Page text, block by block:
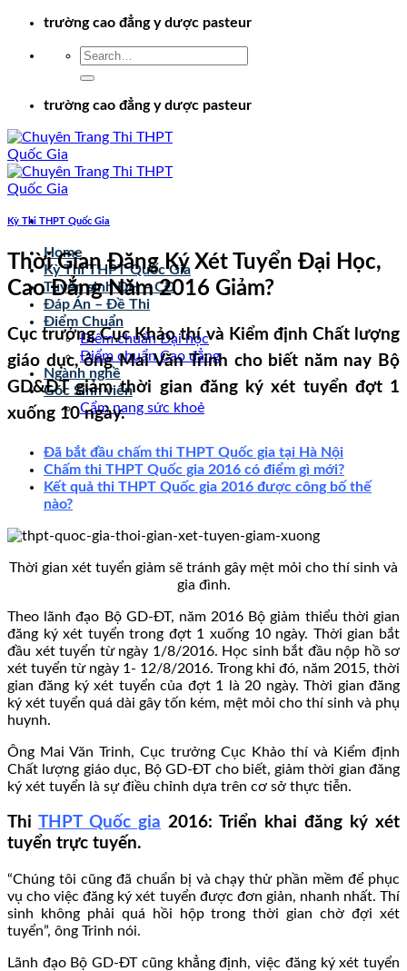
Chuyểntrường cao đẳng y dược pasteur
trường cao đẳng y dược pasteur
Home
Kỳ Thi THPT Quốc Gia
Tuyển sinh ĐH – CĐ
Đáp Án – Đề Thi
Điểm Chuẩn
Điểm chuẩn Đại học
Điểm chuẩn Cao đẳng
Ngành nghề
Góc Sinh viên
Cẩm nang sức khoẻ
Kỳ Thi THPT Quốc Gia
Thời Gian Đăng Ký Xét Tuyển Đại Học,
Cao Đẳng Năm 2016 Giảm?
Cục trưởng Cục Khảo thí và Kiểm định Chất lượng
giáo dục, ông Mai Văn Trinh cho biết năm nay Bộ
GD&ĐT giảm thời gian đăng ký xét tuyển đợt 1
xuống 10 ngày.
Đã bắt đầu chấm thi THPT Quốc gia tại Hà Nội
Chấm thi THPT Quốc gia 2016 có điểm gì mới?
Kết quả thi THPT Quốc gia 2016 được công bố thế
nào?
Thời gian xét tuyển giảm sẽ tránh gây mệt mỏi cho thí sinh và
gia đình.
Theo lãnh đạo Bộ GD-ĐT, năm 2016 Bộ giảm thiểu thời gian
đăng ký xét tuyển trong đợt 1 xuống 10 ngày. Thời gian bắt
đầu xét tuyển từ ngày 1/8/2016. Học sinh bắt đầu nộp hồ sơ
xét tuyển từ ngày 1- 12/8/2016. Trong khi đó, năm 2015, thời
gian đăng ký xét tuyển của đợt 1 là 20 ngày. Thời gian đăng
ký xét tuyển quá dài gây tốn kém, mệt mỏi cho thí sinh và phụ
huynh.
Ông Mai Văn Trinh, Cục trưởng Cục Khảo thí và Kiểm định
Chất lượng giáo dục, Bộ GD-ĐT cho biết, giảm thời gian đăng
ký xét tuyển là sự điều chỉnh dựa trên cơ sở thực tiễn.
Thi THPT Quốc gia 2016: Triển khai đăng ký xét
tuyển trực tuyến.
“Chúng tôi cũng đã chuẩn bị và chạy thử phần mềm để phục
vụ cho việc đăng ký xét tuyển được đơn giản, nhanh nhất. Thí
sinh không phải quá hồi hộp trong thời gian chờ đợi xét
tuyển”, ông Trinh nói.
Lãnh đạo Bộ GD-ĐT cũng khẳng định, việc đăng ký xét tuyển